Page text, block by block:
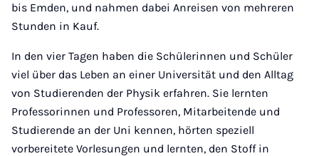
bis Emden, und nahmen dabei Anreisen von mehreren
Stunden in Kauf.
In den vier Tagen haben die Schülerinnen und Schüler
viel über das Leben an einer Universität und den Alltag
von Studierenden der Physik erfahren. Sie lernten
Professorinnen und Professoren, Mitarbeitende und
Studierende an der Uni kennen, hörten speziell
vorbereitete Vorlesungen und lernten, den Stoff in